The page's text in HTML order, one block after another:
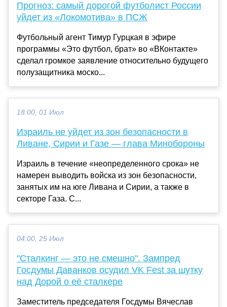
Прогноз: самый дорогой футболист России
уйдет из «Локомотива» в ПСЖ
Футбольный агент Тимур Гурцкая в эфире
программы «Это футбол, брат» во «ВКонтакте»
сделал громкое заявление относительно будущего
полузащитника моско...
18:00, 01 Июл
Израиль не уйдет из зон безопасности в
Ливане, Сирии и Газе — глава Минобороны
Израиль в течение «неопределенного срока» не
намерен выводить войска из зон безопасности,
занятых им на юге Ливана и Сирии, а также в
секторе Газа. С...
04:00, 25 Июл
"Сталкинг — это не смешно". Зампред
Госдумы Даванков осудил VK Fest за шутку
над Дорой о её сталкере
Заместитель председателя Госдумы Вячеслав